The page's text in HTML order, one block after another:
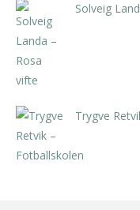
Solveig
Trygve